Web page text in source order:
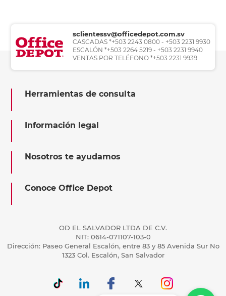
sclientessv@officedepot.com.sv
CASCADAS *+503 2243 0800 - +503 2231 9930
ESCALÓN *+503 2264 5219 - +503 2231 9940
VENTAS POR TELÉFONO *+503 2231 9939
Herramientas de consulta
Información legal
Nosotros te ayudamos
Conoce Office Depot
OD EL SALVADOR LTDA DE C.V.
NIT: 0614-071107-103-0
Dirección: Paseo General Escalón, entre 83 y 85 Avenida Sur No
1323 Col. Escalón, San Salvador